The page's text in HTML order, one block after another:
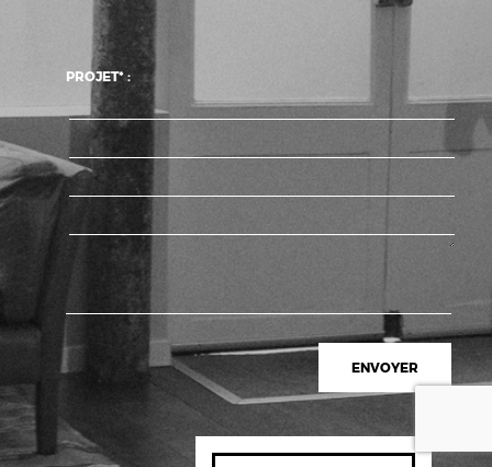
PROJET* :